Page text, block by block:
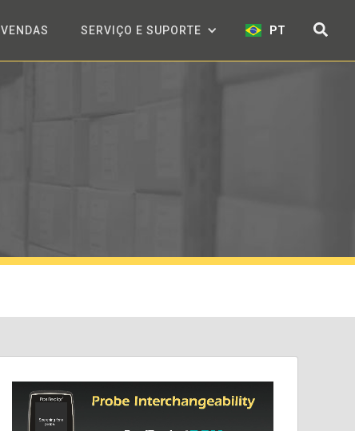
VENDAS SERVIÇO E SUPORTE PT